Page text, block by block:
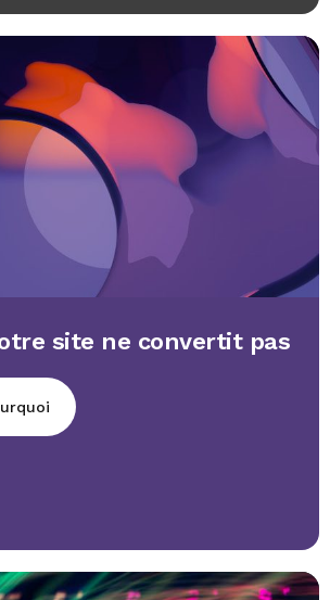
site ne convertit pas